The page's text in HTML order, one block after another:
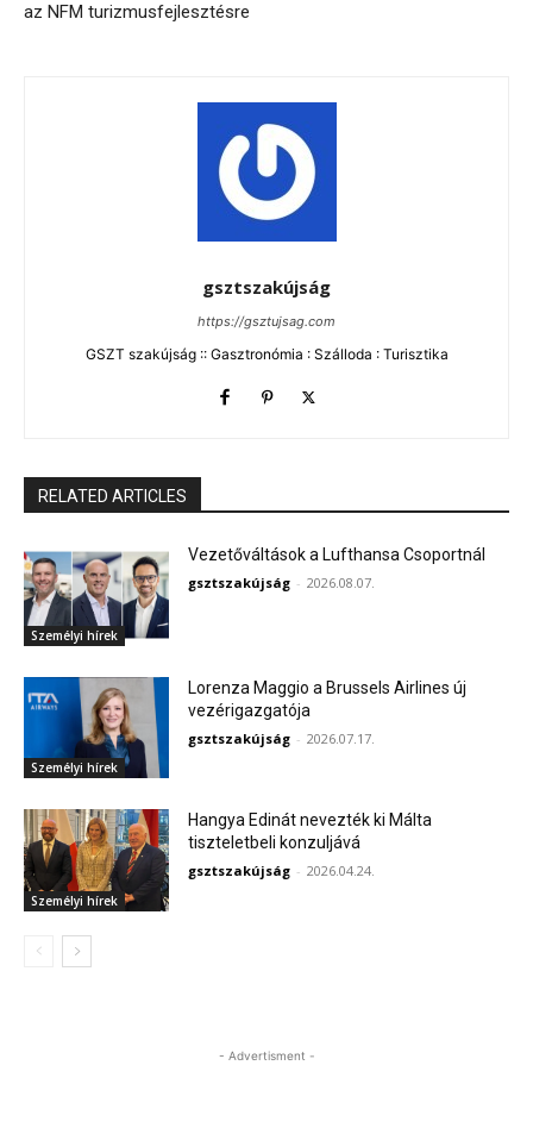
az NFM turizmusfejlesztésre
gsztszakújság
https://gsztujsag.com
GSZT szakújság :: Gasztronómia : Szálloda : Turisztika
RELATED ARTICLES
Személyi hírek
Vezetőváltások a Lufthansa Csoportnál
gsztszakújság - 2026.08.07.
Személyi hírek
Lorenza Maggio a Brussels Airlines új
vezérigazgatója
gsztszakújság - 2026.07.17.
Személyi hírek
Hangya Edinát nevezték ki Málta
tiszteletbeli konzuljává
gsztszakújság - 2026.04.24.
- Advertisment -